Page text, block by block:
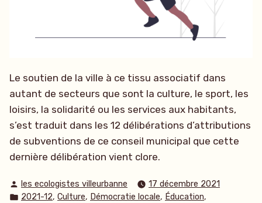
Le soutien de la ville à ce tissu associatif dans
autant de secteurs que sont la culture, le sport, les
loisirs, la solidarité ou les services aux habitants,
s’est traduit dans les 12 délibérations d’attributions
de subventions de ce conseil municipal que cette
dernière délibération vient clore.
Publié
par
les ecologistes villeurbanne
17 décembre 2021
Publié
2021-12, Culture, Démocratie locale, Éducation,